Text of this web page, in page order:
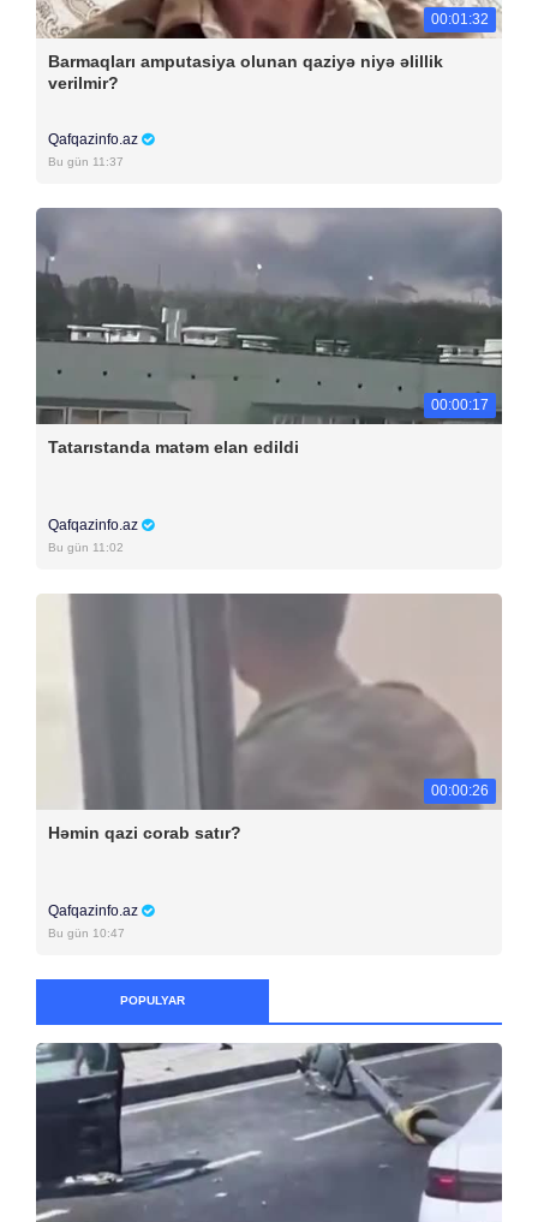
00:01:32
Barmaqları amputasiya olunan qaziyə niyə əlillik
verilmir?
Qafqazinfo.az
Bu gün 11:37
00:00:17
Tatarıstanda matəm elan edildi
Qafqazinfo.az
Bu gün 11:02
00:00:26
Həmin qazi corab satır?
Qafqazinfo.az
Bu gün 10:47
POPULYAR